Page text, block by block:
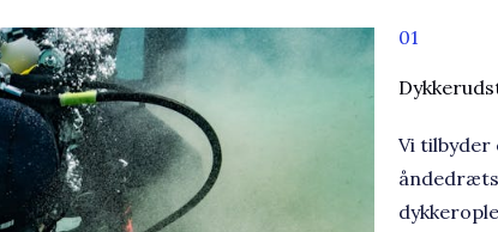
01
Vi tilbyder